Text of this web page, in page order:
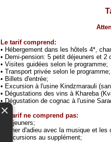
Le tarif comprend:
• Hébergement dans les hôtels 4*,
• Demi-pension: 5 petit déjeuners et 2
• Visites guidées selon le programme;
• Transport privée selon le programme;
• Billets d'entrée;
• Excursion à l'usine Kindzmarauli
• Dégustations des vins à Khareba
•Dégustation de cognac à l'usine
Le tarif ne comprend pas:
Déjeuners;
îner d'adieu avec la musique et les
xcursions au supplément;
×